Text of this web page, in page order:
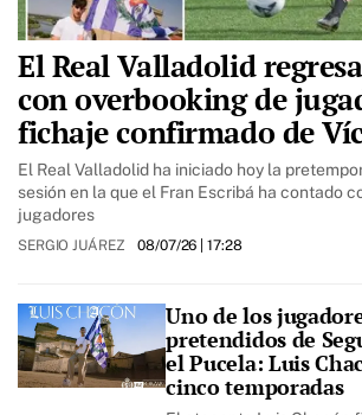
El Real Valladolid
con overbooking de
fichaje confirmado de
El Real Valladolid ha iniciado hoy la
sesión en la que el Fran Escribá ha contado
jugadores
SERGIO JUÁREZ 08/07/26 | 17:28
Uno de los
pretendidos de
el Pucela: Luis
cinco temporadas